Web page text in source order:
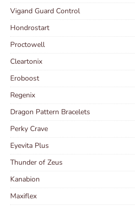
Vigand Guard Control
Hondrostart
Proctowell
Cleartonix
Eroboost
Regenix
Dragon Pattern Bracelets
Perky Crave
Eyevita Plus
Thunder of Zeus
Kanabion
Maxiflex